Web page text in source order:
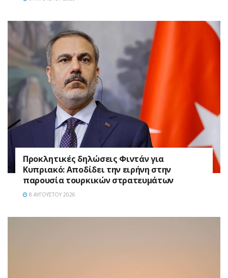
Προκλητικές δηλώσεις Φιντάν για
Κυπριακό: Αποδίδει την ειρήνη στην
παρουσία τουρκικών στρατευμάτων
8 ΑΥΓΟΎΣΤΟΥ 2026